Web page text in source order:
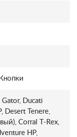
Gator, Ducati
Desert Tenere,
Corral T-Rex,
HP,